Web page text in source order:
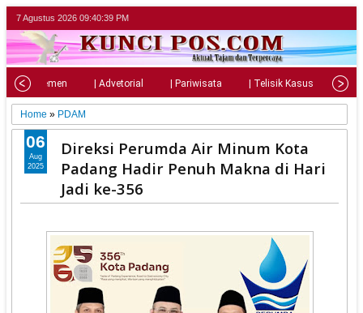
7 Agustus 2026 09:40:40 PM
| Parlemen | Advetorial | Pariwisata | Telisik Kasus |
Home » PDAM
Direksi Perumda Air Minum Kota
Padang Hadir Penuh Makna di Hari
Jadi ke-356
06
Aug
2025